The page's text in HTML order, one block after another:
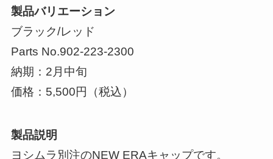
製品バリエーション
ブラック/レッド
Parts No.902-223-2300
納期：2月中旬
価格：5,500円（税込）
製品説明
ヨシムラ別注のNEW ERAキャップです。